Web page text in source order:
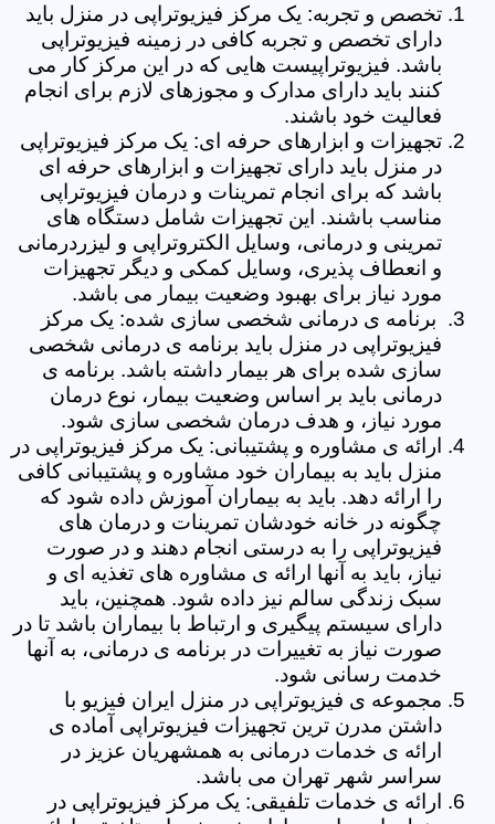
تخصص و تجربه: یک مرکز فیزیوتراپی در منزل باید
دارای تخصص و تجربه کافی در زمینه فیزیوتراپی
باشد. فیزیوتراپیست هایی که در این مرکز کار می
کنند باید دارای مدارک و مجوزهای لازم برای انجام
فعالیت خود باشند.
تجهیزات و ابزارهای حرفه ای: یک مرکز فیزیوتراپی
در منزل باید دارای تجهیزات و ابزارهای حرفه ای
باشد که برای انجام تمرینات و درمان فیزیوتراپی
مناسب باشند. این تجهیزات شامل دستگاه های
تمرینی و درمانی، وسایل الکتروتراپی و لیزردرمانی
و انعطاف پذیری، وسایل کمکی و دیگر تجهیزات
مورد نیاز برای بهبود وضعیت بیمار می باشد.
برنامه ی درمانی شخصی سازی شده: یک مرکز
فیزیوتراپی در منزل باید برنامه ی درمانی شخصی
سازی شده برای هر بیمار داشته باشد. برنامه ی
درمانی باید بر اساس وضعیت بیمار، نوع درمان
مورد نیاز، و هدف درمان شخصی سازی شود.
ارائه ی مشاوره و پشتیبانی: یک مرکز فیزیوتراپی در
منزل باید به بیماران خود مشاوره و پشتیبانی کافی
را ارائه دهد. باید به بیماران آموزش داده شود که
چگونه در خانه خودشان تمرینات و درمان های
فیزیوتراپی را به درستی انجام دهند و در صورت
نیاز، باید به آنها ارائه ی مشاوره های تغذیه ای و
سبک زندگی سالم نیز داده شود. همچنین، باید
دارای سیستم پیگیری و ارتباط با بیماران باشد تا در
صورت نیاز به تغییرات در برنامه ی درمانی، به آنها
خدمت رسانی شود.
مجموعه ی فیزیوتراپی در منزل ایران فیزیو با
داشتن مدرن ترین تجهیزات فیزیوتراپی آماده ی
ارائه ی خدمات درمانی به همشهریان عزیز در
سراسر شهر تهران می باشد.
ارائه ی خدمات تلفیقی: یک مرکز فیزیوتراپی در